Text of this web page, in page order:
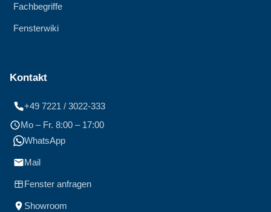
Fachbegriffe
Fensterwiki
Kontakt
+49 7221 / 3022-333
Mo – Fr. 8:00 – 17:00
WhatsApp
Mail
Fenster anfragen
Showroom